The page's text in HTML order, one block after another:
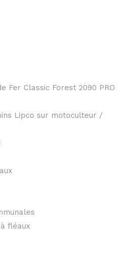
Fer Classic Forest 2090 PRO
Lipco sur motoculteur /
fléaux